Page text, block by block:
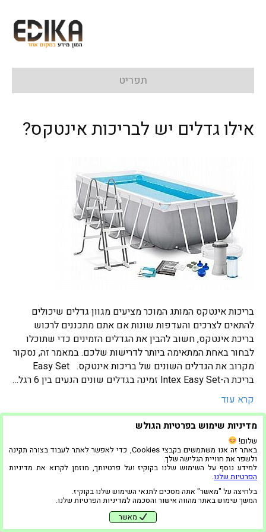
תפריט
אילו גדלים יש לבריכות אינטקס?
בריכות אינטקס המותג המוכר מציעים מגוון גדלים שיכולים
להתאים לצרכים והעדפות שונות אם אתם מתכננים לרכוש
בריכת אינטקס, חשוב להבין את הגדלים הזמינים כדי שתוכלו
לבחור באחת המתאימה ביותר לדרישות שלכם. במאמר זה, נסקור
מקרוב את הגדלים השונים של בריכות אינטקס. Easy Set
בריכת ה-Intex Easy Set זמינה בגדלים שונים הנעים בין 6 רגל…
קרא עוד
הפרטיות שלנו|מדיניות שימוש בפרטיות הגולש
שלום!
באתר זה אנו משתמשים בקבצי Cookies, כדי לאפשר לאתר לעבוד בצורה תקינה
ולשפר את חוויית הגלישה שלך.
למידע נוסף על השימוש שלנו בקוקיז ועל פרטיותך, מוזמן לקרוא את מדיניות
הפרטיות שלנו.
בלחיצה על "מאשר" אתה מסכים לתנאי השימוש שלנו בקוקיז.
המשך שימוש באתר מהווה אישור והסכמה למדיניות הפרטיות שלנו.
מאשר